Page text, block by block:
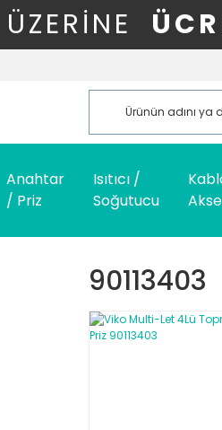
Anahtar
/ Priz
Isıtıcı /
Soğutucu
90113403